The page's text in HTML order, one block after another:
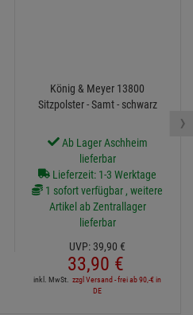
König & Meyer 13800
Sitzpolster - Samt - schwarz
Ab Lager Aschheim
lieferbar
Lieferzeit: 1-3 Werktage
1 sofort verfügbar , weitere
Artikel ab Zentrallager
lieferbar
UVP: 39,90 €
33,90 €
inkl. MwSt. zzgl Versand - frei ab 90,-€ in
DE
›